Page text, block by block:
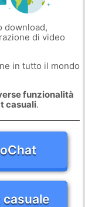
download,
di video
in tutto il mondo
funzionalità
casuali.
casuale